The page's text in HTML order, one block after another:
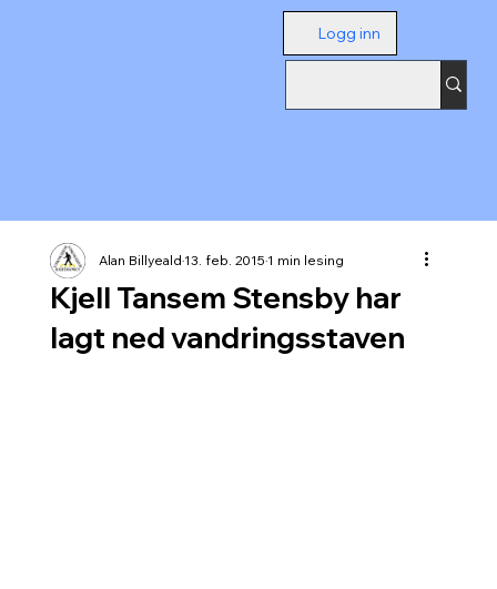
Logg inn
Kjell Tansem Stensby har
lagt ned vandringsstaven
Alan Billyeald13. feb. 20151 min lesing